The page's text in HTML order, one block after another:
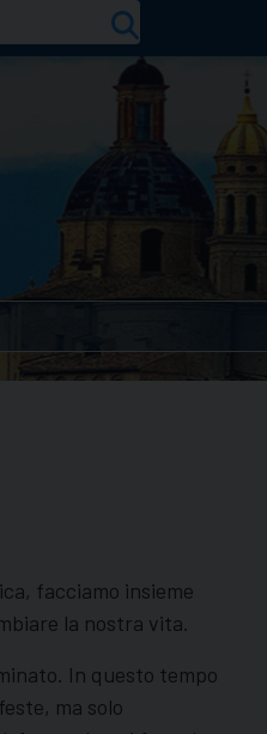
facciamo insieme
la nostra vita.
In questo tempo
ma solo